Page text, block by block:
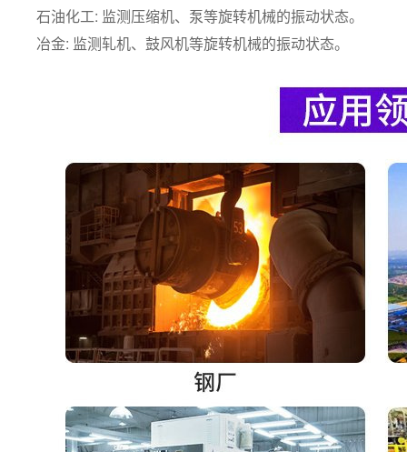
石油化工: 监测压缩机、泵等旋转机械的振动状态。
冶金: 监测轧机、鼓风机等旋转机械的振动状态。